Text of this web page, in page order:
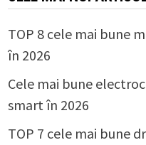
TOP 8 cele mai bune
în 2026
Cele mai bune
smart în 2026
TOP 7 cele mai bune